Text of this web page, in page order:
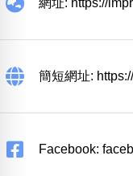
網址: https://
簡短網址:
Facebook: